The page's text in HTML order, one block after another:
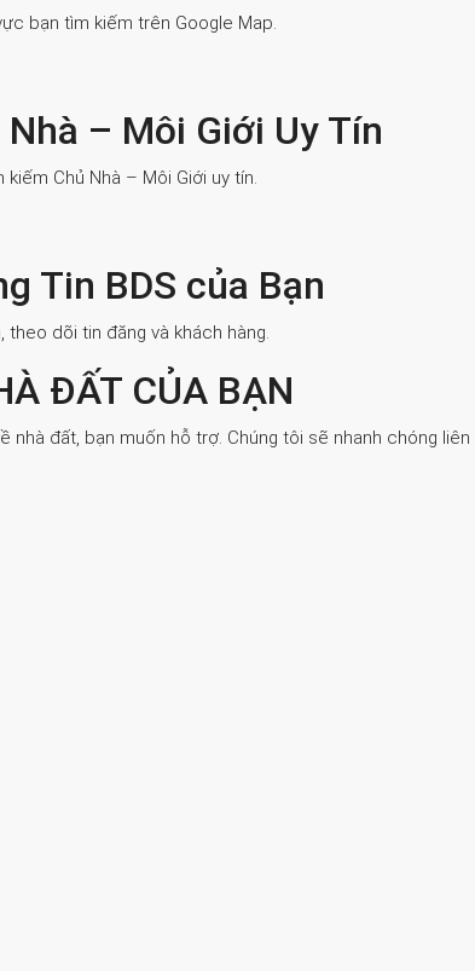
bạn tìm kiếm trên Google Map.
– Môi Giới Uy Tín
Chủ Nhà – Môi Giới uy tín.
Tin BDS của Bạn
theo dõi tin đăng và khách hàng.
ĐẤT CỦA BẠN
nhà đất, bạn muốn hỗ trợ. Chúng tôi sẽ nhanh chóng